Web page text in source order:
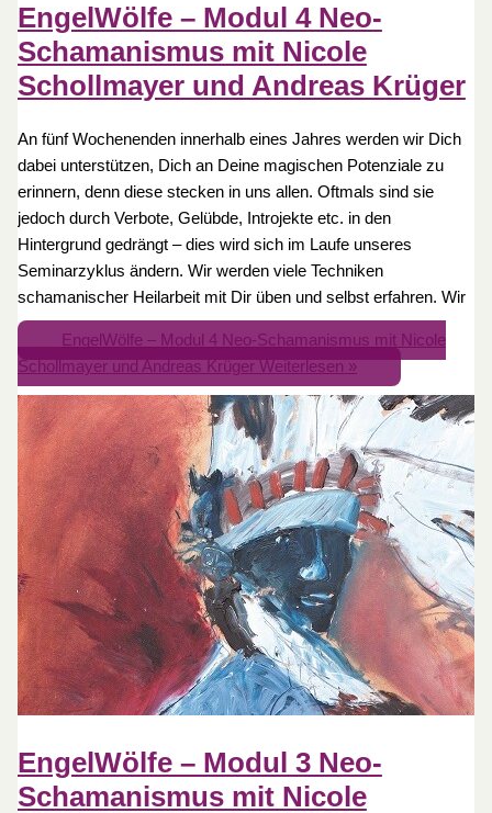
EngelWölfe – Modul 4 Neo-
Schamanismus mit Nicole
Schollmayer und Andreas Krüger
An fünf Wochenenden innerhalb eines Jahres werden wir Dich
dabei unterstützen, Dich an Deine magischen Potenziale zu
erinnern, denn diese stecken in uns allen. Oftmals sind sie
jedoch durch Verbote, Gelübde, Introjekte etc. in den
Hintergrund gedrängt – dies wird sich im Laufe unseres
Seminarzyklus ändern. Wir werden viele Techniken
schamanischer Heilarbeit mit Dir üben und selbst erfahren. Wir
EngelWölfe – Modul 4 Neo-Schamanismus mit Nicole
Schollmayer und Andreas KrügerWeiterlesen »
EngelWölfe – Modul 3 Neo-
Schamanismus mit Nicole